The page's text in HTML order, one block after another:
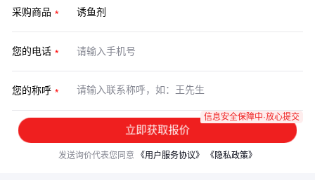
采购商品
您的电话
您的称呼
立即获取报价
信息安全保障中·放心提交
发送询价代表您同意 《用户服务协议》 《隐私政策》